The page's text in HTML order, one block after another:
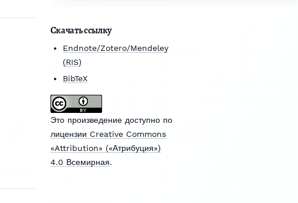
Скачать ссылку
Endnote/Zotero/Mendeley
(RIS)
BibTeX
Это произведение доступно по
лицензии Creative Commons
«Attribution» («Атрибуция»)
4.0 Всемирная.